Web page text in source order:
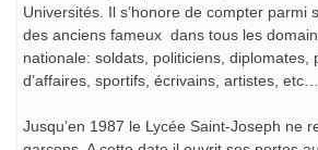
Universités. Il s’honore de compter parmi
des anciens fameux dans tous les
nationale: soldats, politiciens, diplomates,
d’affaires, sportifs, écrivains, artistes, etc…
Jusqu’en 1987 le Lycée Saint-Joseph ne